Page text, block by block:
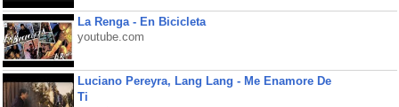
La Renga - En Bicicleta
youtube.com
Luciano Pereyra, Lang Lang - Me Enamore De
Ti